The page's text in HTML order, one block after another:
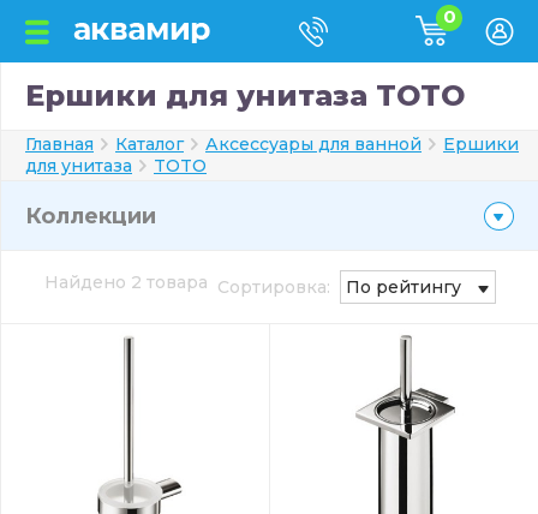
0
Ершики для унитаза TOTO
Главная Каталог Аксессуары для ванной
Ершики
для унитаза
TOTO
Коллекции
Найдено 2 товара Сортировка: По рейтингу